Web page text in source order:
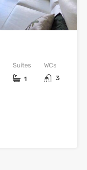
Venda
WCs
3
Suítes
1